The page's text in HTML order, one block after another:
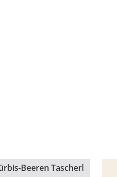
Beeren Tascherl